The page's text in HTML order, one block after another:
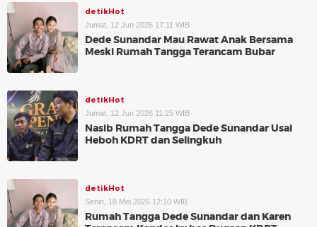
detikHot
Jumat, 12 Jun 2026 17:11 WIB
Dede Sunandar Mau Rawat Anak Bersama
Meski Rumah Tangga Terancam Bubar
detikHot
Jumat, 12 Jun 2026 11:25 WIB
Nasib Rumah Tangga Dede Sunandar Usai
Heboh KDRT dan Selingkuh
detikHot
Senin, 18 Mei 2026 12:10 WIB
Rumah Tangga Dede Sunandar dan Karen